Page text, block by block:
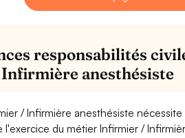
responsabilités
anesthésiste
/ Infirmière anesthésiste
l'exercice du métier Infirmier /